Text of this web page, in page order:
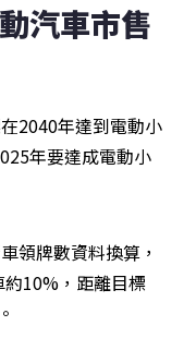
汽車市售
2040年達到電動小
年要達成電動小
領牌數資料換算，
10%，距離目標